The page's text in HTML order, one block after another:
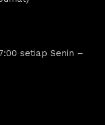
setiap Senin –